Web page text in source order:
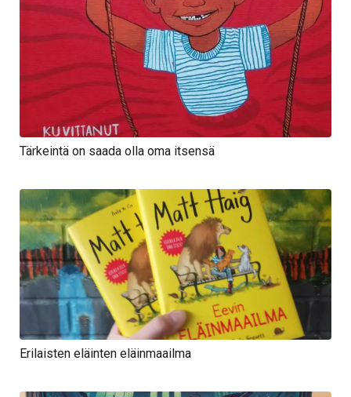
Tärkeintä on saada olla oma itsensä
Erilaisten eläinten eläinmaailma